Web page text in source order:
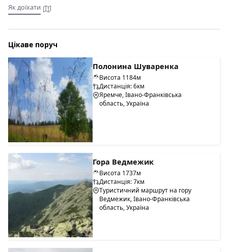
Цей водоспад підійде всім поціновувачам природної краси
і відокремленості, а також любителям зануритися в
прохолодну воду гірських річок. Навколишня краса
дозволить не тільки насолодитися відпочинком на лоні
природи, але й залишить незабутні враження про
побачене.
Як доїхати
Цікаве поруч
Полонина Шуваренка
Висота 1184м
Дистанція: 6км
Яремче, Івано-Франківська
область, Україна
Гора Ведмежик
Висота 1737м
Дистанція: 7км
Туристичний маршрут на гору
Ведмежик, Івано-Франківська
область, Україна